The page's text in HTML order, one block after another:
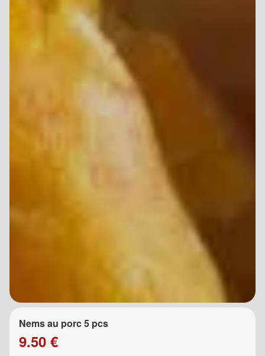
Nems au porc 5 pcs
9.50 €